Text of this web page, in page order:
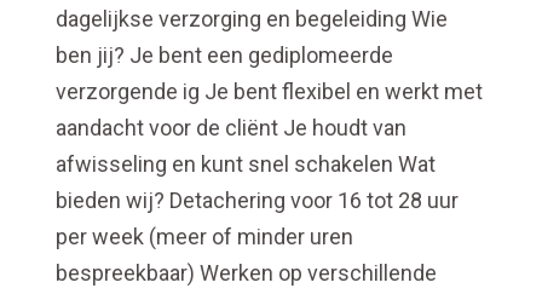
dagelijkse verzorging en begeleiding Wie
ben jij? Je bent een gediplomeerde
verzorgende ig Je bent flexibel en werkt met
aandacht voor de cliënt Je houdt van
afwisseling en kunt snel schakelen Wat
bieden wij? Detachering voor 16 tot 28 uur
per week (meer of minder uren
bespreekbaar) Werken op verschillende